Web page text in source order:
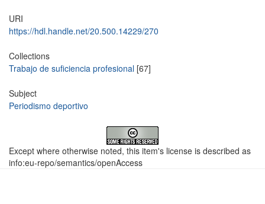
URI
https://hdl.handle.net/20.500.14229/270
Collections
Trabajo de suficiencia profesional [67]
Subject
Periodismo deportivo
Except where otherwise noted, this item's license is described as
info:eu-repo/semantics/openAccess